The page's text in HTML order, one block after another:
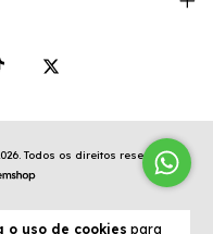
o uso de cookies para
Todos os direitos reservados.